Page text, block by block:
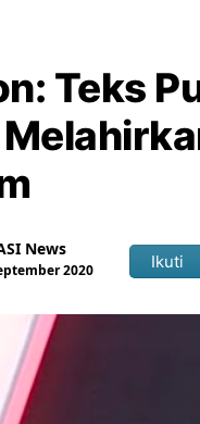
Teks
News
2020 Ikuti